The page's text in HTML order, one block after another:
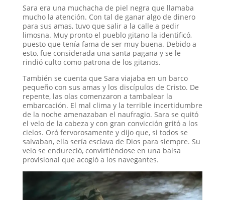
Sara era una muchacha de piel negra que llamaba
mucho la atención. Con tal de ganar algo de dinero
para sus amas, tuvo que salir a la calle a pedir
limosna. Muy pronto el pueblo gitano la identificó,
puesto que tenía fama de ser muy buena. Debido a
esto, fue considerada una santa pagana y se le
rindió culto como patrona de los gitanos.
También se cuenta que Sara viajaba en un barco
pequeño con sus amas y los discípulos de Cristo. De
repente, las olas comenzaron a tambalear la
embarcación. El mal clima y la terrible incertidumbre
de la noche amenazaban el naufragio. Sara se quitó
el velo de la cabeza y con gran convicción gritó a los
cielos. Oró fervorosamente y dijo que, si todos se
salvaban, ella sería esclava de Dios para siempre. Su
velo se endureció, convirtiéndose en una balsa
provisional que acogió a los navegantes.